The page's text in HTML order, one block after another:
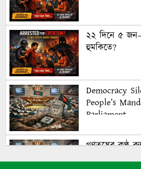
২২ দিনে ৫
হুমকিতে?
Democracy
People’s
Parliament
গণতন্ত্রের কণ্ঠ